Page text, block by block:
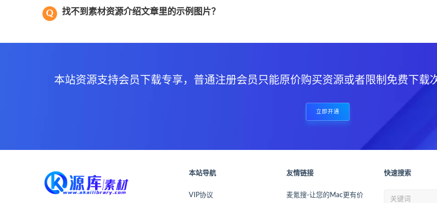
找不到素材资源介绍文章里的示例图片？
本站资源支持会员下载专享，普通注册会员只能原价购买资源或者限制免费下载
立即开通
本站导航
VIP协议
友情链接
麦氪搜-让您的Mac更有价
快速搜索